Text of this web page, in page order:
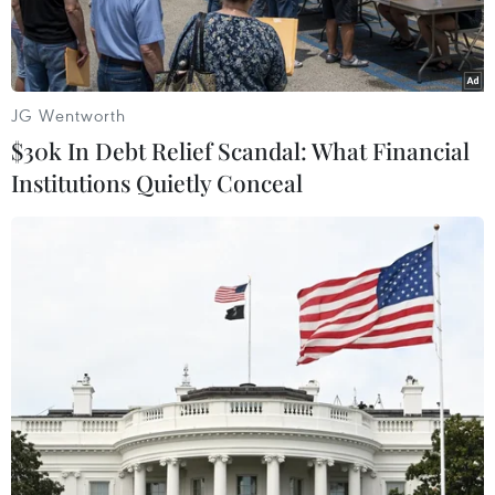
được tiếp cận rộng rãi.
(Ảnh: Phạm Mai/Vietnam+)
Tháng 8 là thời điểm các nhà sách đồng loạt
JG Wentworth
$30k In Debt Relief Scandal: What Financial
Institutions Quietly Conceal